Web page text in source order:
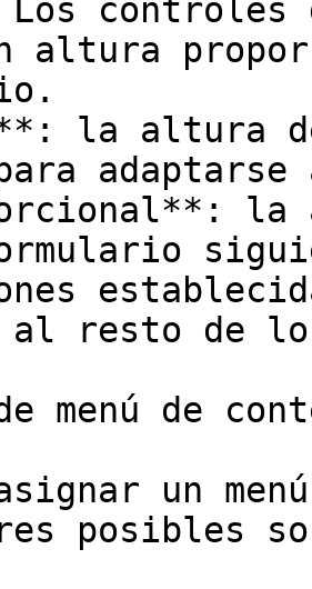
Los
altura
la altura
la
al resto de
menú de
un
posibles